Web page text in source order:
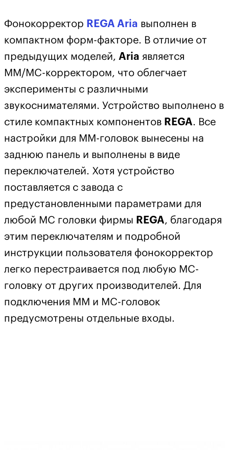
Фонокорректор REGA Aria выполнен в
компактном форм-факторе. В отличие от
предыдущих моделей, Aria является
MM/MC-корректором, что облегчает
эксперименты с различными
звукоснимателями. Устройство выполнено в
стиле компактных компонентов REGA. Все
настройки для MM-головок вынесены на
заднюю панель и выполнены в виде
переключателей. Хотя устройство
поставляется с завода с
предустановленными параметрами для
любой МС головки фирмы REGA, благодаря
этим переключателям и подробной
инструкции пользователя фонокорректор
легко перестраивается под любую МС-
головку от других производителей. Для
подключения MM и MC-головок
предусмотрены отдельные входы.